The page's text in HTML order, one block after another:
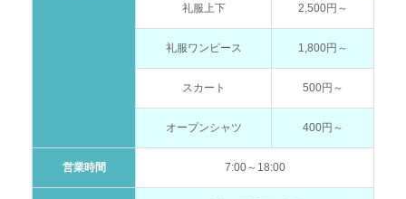
礼服上下 2,500円～
礼服ワンピース 1,800円～
スカート 500円～
オープンシャツ 400円～
営業時間 7:00～18:00